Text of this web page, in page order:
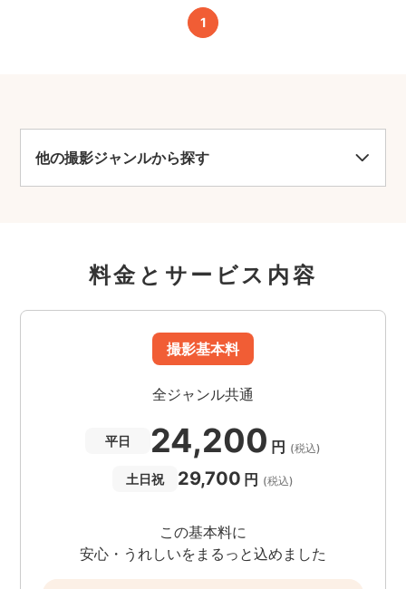
1
他の撮影ジャンルから探す
料金とサービス内容
撮影基本料
全ジャンル共通
平日 24,200 円 (税込)
土日祝 29,700 円 (税込)
この基本料に
安心・うれしいをまるっと込めました